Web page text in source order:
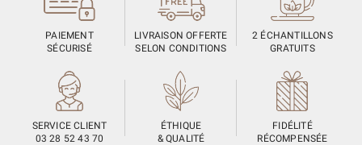
PAIEMENT
SÉCURISÉ
LIVRAISON OFFERTE
SELON CONDITIONS
2 ÉCHANTILLONS
GRATUITS
SERVICE CLIENT
03 28 52 43 70
ÉTHIQUE
& QUALITÉ
FIDÉLITÉ
RÉCOMPENSÉE